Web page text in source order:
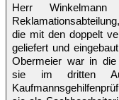
Herr
die mit den doppelt
geliefert und
Obermeier war in die
sie im dritten